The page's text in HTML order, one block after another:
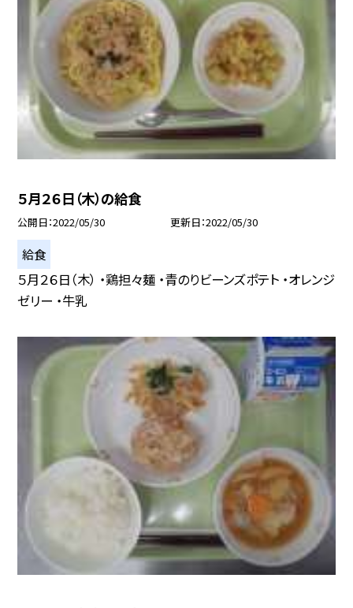
５月２６日（木）の給食
公開日 2022/05/30 更新日 2022/05/30
給食
５月２６日（木） ・鶏担々麺 ・青のりビーンズポテト ・オレンジ
ゼリー ・牛乳